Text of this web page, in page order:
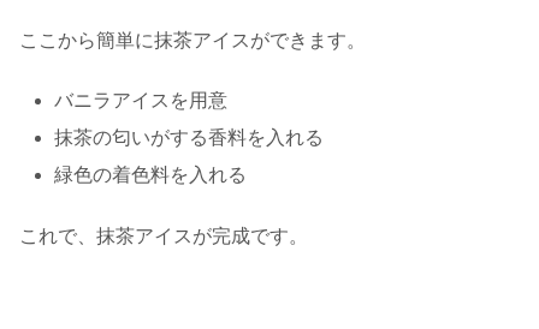
ここから簡単に抹茶アイスができます。
バニラアイスを用意
抹茶の匂いがする香料を入れる
緑色の着色料を入れる
これで、抹茶アイスが完成です。